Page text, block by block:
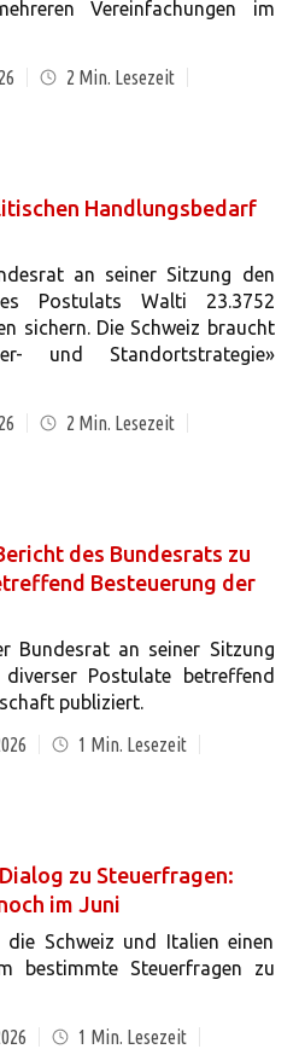
Vereinfachungen im
2 Min. Lesezeit
Handlungsbedarf
an seiner Sitzung den
Postulats Walti 23.3752
sichern. Die Schweiz braucht
und Standortstrategie»
2 Min. Lesezeit
des Bundesrats zu
Besteuerung der
Bundesrat an seiner Sitzung
Postulate betreffend
publiziert.
1 Min. Lesezeit
zu Steuerfragen:
im Juni
Schweiz und Italien einen
bestimmte Steuerfragen zu
1 Min. Lesezeit